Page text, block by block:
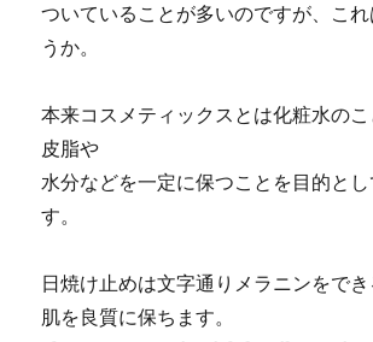
ついていることが多いのですが、これ
うか。
本来コスメティックスとは化粧水の
皮脂や
水分などを一定に保つことを目的とし
す。
日焼け止めは文字通りメラニンをで
肌を良質に保ちます。